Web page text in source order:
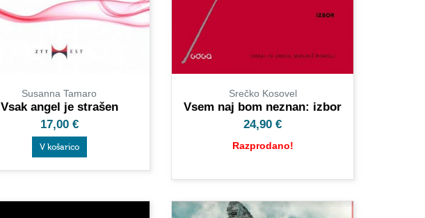
Susanna Tamaro
Vsak angel je strašen
17,00 €
V košarico
Srečko Kosovel
Vsem naj bom neznan: izbor
24,90€
Razprodano!